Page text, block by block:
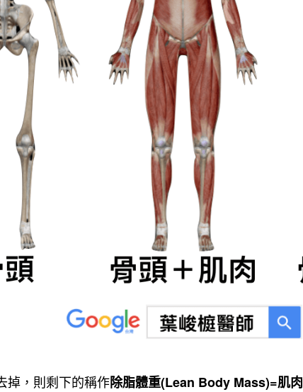
掉，則剩下的稱作除脂體重(Lean Body Mass)=肌